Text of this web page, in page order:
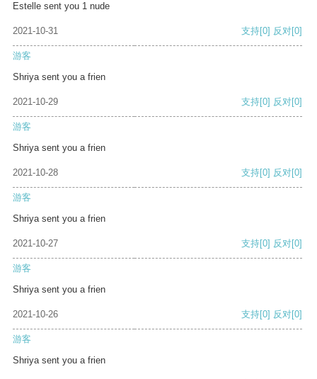
Estelle sent you 1 nude
2021-10-31 支持[0] 反对[0]
游客
Shriya sent you a frien
2021-10-29 支持[0] 反对[0]
游客
Shriya sent you a frien
2021-10-28 支持[0] 反对[0]
游客
Shriya sent you a frien
2021-10-27 支持[0] 反对[0]
游客
Shriya sent you a frien
2021-10-26 支持[0] 反对[0]
游客
Shriya sent you a frien